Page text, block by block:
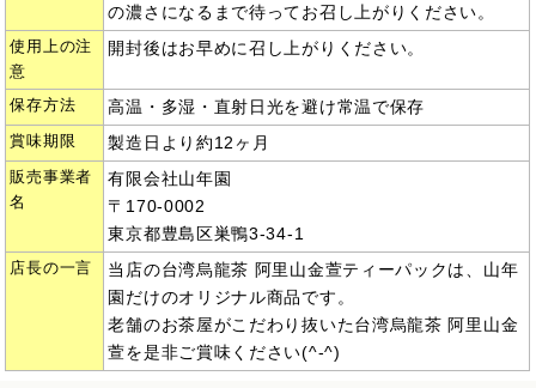
の濃さになるまで待ってお召し上がりください。
使用上の注
意
開封後はお早めに召し上がりください。
保存方法 高温・多湿・直射日光を避け常温で保存
賞味期限 製造日より約12ヶ月
販売事業者
名
有限会社山年園
〒170-0002
東京都豊島区巣鴨3-34-1
店長の一言
当店の台湾烏龍茶 阿里山金萱ティーパックは、山年
園だけのオリジナル商品です。
老舗のお茶屋がこだわり抜いた台湾烏龍茶 阿里山金
萱を是非ご賞味ください(^-^)